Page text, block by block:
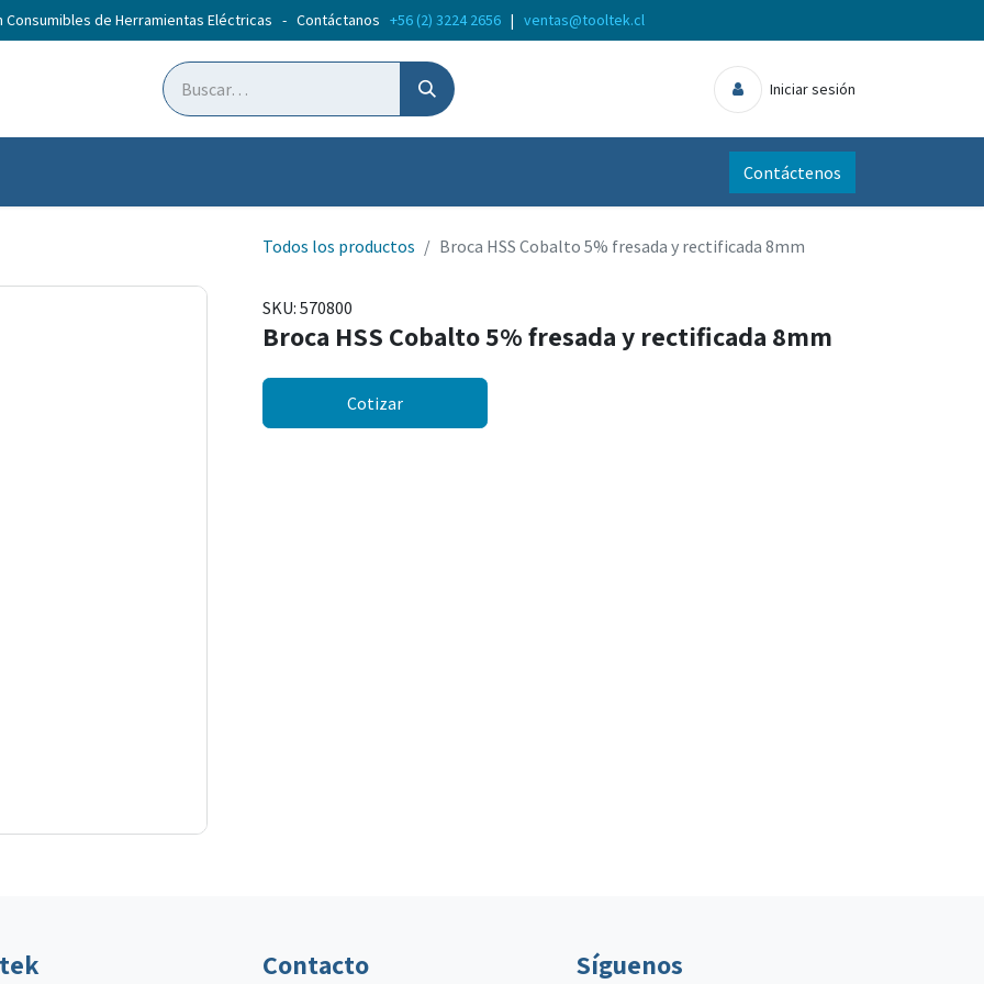
Consumibles de Herramientas Eléctricas - Contáctanos +56 (2) 3224 2656 | ventas@tooltek.cl
Iniciar sesión
Contáctenos
Todos los productos Broca HSS Cobalto 5% fresada y rectificada 8mm
SKU: 570800
Broca HSS Cobalto 5% fresada y rectificada 8mm
Cotizar
Contacto Síguenos